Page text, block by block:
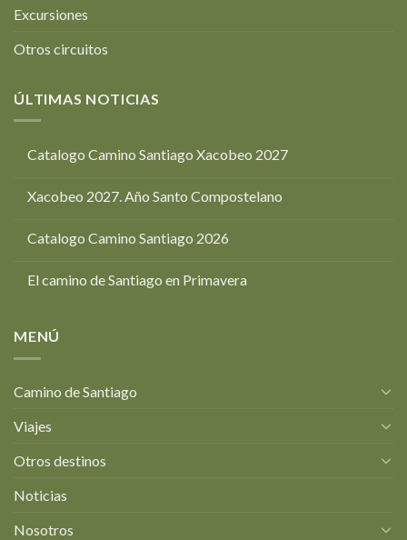
Excursiones
Otros circuitos
ÚLTIMAS NOTICIAS
Catalogo Camino Santiago Xacobeo 2027
Xacobeo 2027. Año Santo Compostelano
Catalogo Camino Santiago 2026
El camino de Santiago en Primavera
MENÚ
Camino de Santiago
Viajes
Otros destinos
Noticias
Nosotros